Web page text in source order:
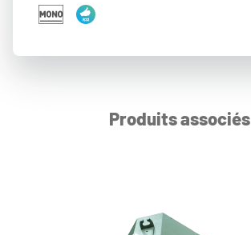
Produits associés